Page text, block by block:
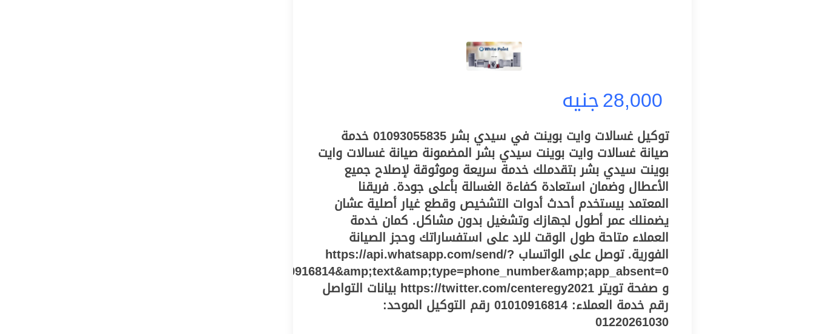
28,000جنيه
توكيل غسالات وايت بوينت في سيدي بشر 01093055835 خدمة
صيانة غسالات وايت بوينت سيدي بشر المضمونة صيانة غسالات وايت
بوينت سيدي بشر بتقدملك خدمة سريعة وموثوقة لإصلاح جميع
الأعطال وضمان استعادة كفاءة الغسالة بأعلى جودة. فريقنا
المعتمد بيستخدم أحدث أدوات التشخيص وقطع غيار أصلية عشان
يضمنلك عمر أطول لجهازك وتشغيل بدون مشاكل. كمان خدمة
العملاء متاحة طول الوقت للرد على استفساراتك وحجز الصيانة
الفورية. توصل على الواتساب https://api.whatsapp.com/send/?
phone=%2B201010916814&amp;text&amp;type=phone_number&amp;app_absent=0
و صفحة تويتر https://twitter.com/centeregy2021 بيانات التواصل
رقم خدمة العملاء: 01010916814 رقم التوكيل الموحد:
01220261030